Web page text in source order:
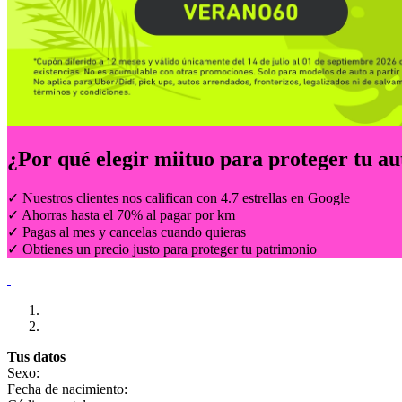
¿Por qué elegir miituo para proteger tu
✓ Nuestros clientes nos califican con 4.7 estrellas en Google
✓ Ahorras hasta el 70% al pagar por km
✓ Pagas al mes y cancelas cuando quieras
✓ Obtienes un precio justo para proteger tu patrimonio
Tus datos
Sexo:
Fecha de nacimiento: